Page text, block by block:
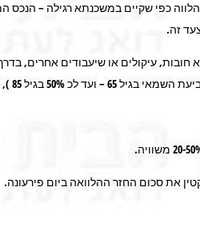
כפי שקיים במשכנתא רגילה – הנכס
זה.
עיקולים או שיעבודים אחרים,